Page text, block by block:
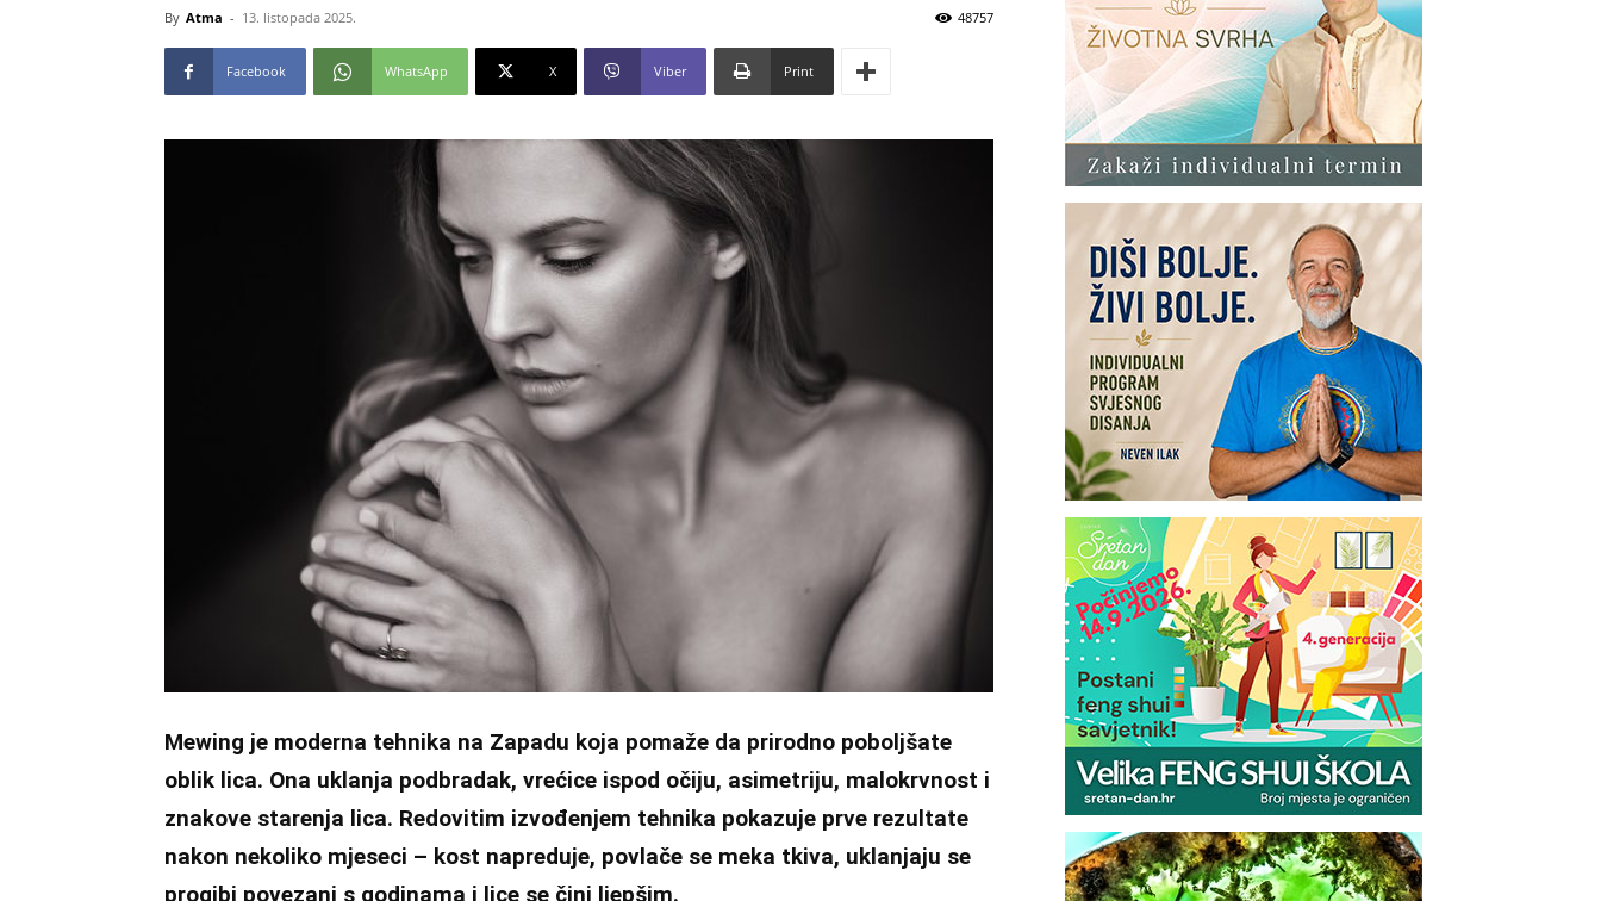
By Atma - 13. listopada 2025. 48757
Facebook WhatsApp X Viber Print
Mewing je moderna tehnika na Zapadu koja pomaže da prirodno poboljšate
oblik lica. Ona uklanja podbradak, vrećice ispod očiju, asimetriju, malokrvnost i
znakove starenja lica. Redovitim izvođenjem tehnika pokazuje prve rezultate
nakon nekoliko mjeseci – kost napreduje, povlače se meka tkiva, uklanjaju se
progibi povezani s godinama i lice se čini ljepšim.